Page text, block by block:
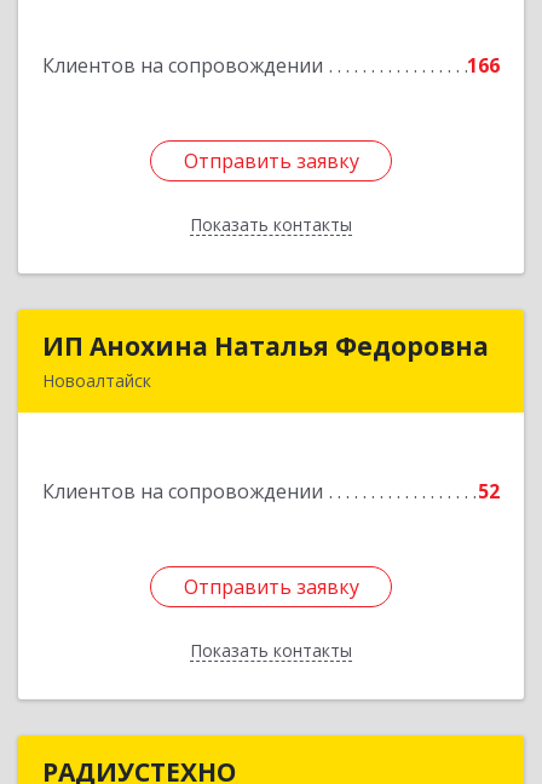
Клиентов на сопровождении 166
Отправить заявку
Показать контакты
Подробнее
Отправить заявку
Назад
ИП Анохина Наталья Федоровна
Новоалтайск
Клиентов на сопровождении 52
Отправить заявку
Показать контакты
ИП Анохина Наталья Федоровна
Подробнее
Отправить заявку
Назад
РАДИУСТЕХНО